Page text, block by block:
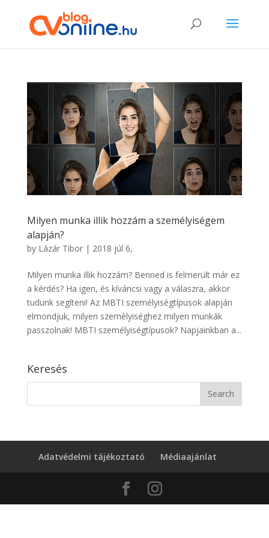
Milyen munka illik hozzám a személyiségem
alapján?
by Lázár Tibor| 2018 júl 6,
Milyen munka illik hozzám? Benned is felmerült már ez
a kérdés? Ha igen, és kíváncsi vagy a válaszra, akkor
tudunk segíteni! Az MBTI személyiségtípusok alapján
elmondjuk, milyen személyiséghez milyen munkák
passzolnak! MBTI személyiségtípusok? Napjainkban a...
Keresés
Adatvédelmi tájékoztató Médiaajánlat